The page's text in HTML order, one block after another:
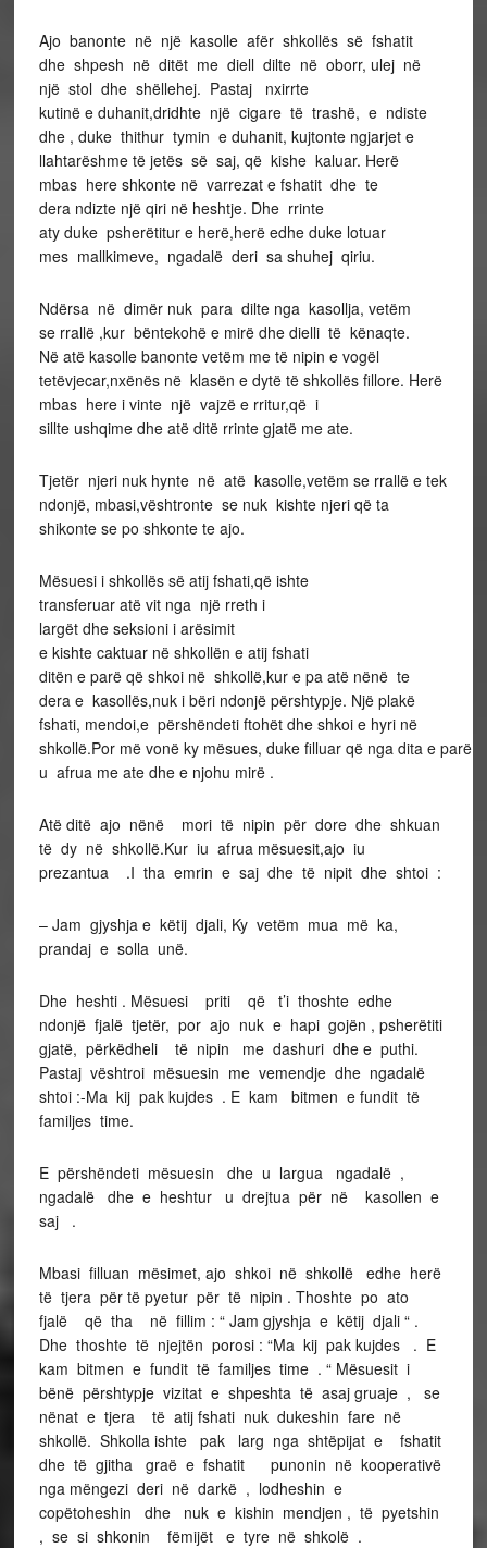
Ajo banonte në një kasolle afër shkollës së fshatit
dhe shpesh në ditët me diell dilte në oborr, ulej në
një stol dhe shëllehej. Pastaj nxirrte
kutinë e duhanit,dridhte një cigare të trashë, e ndiste
dhe , duke thithur tymin e duhanit, kujtonte ngjarjet e
llahtarëshme të jetës së saj, që kishe kaluar. Herë
mbas here shkonte në varrezat e fshatit dhe te
dera ndizte një qiri në heshtje. Dhe rrinte
aty duke psherëtitur e herë,herë edhe duke lotuar
mes mallkimeve, ngadalë deri sa shuhej qiriu.
Ndërsa në dimër nuk para dilte nga kasollja, vetëm
se rrallë ,kur bëntekohë e mirë dhe dielli të kënaqte.
Në atë kasolle banonte vetëm me të nipin e vogël
tetëvjecar,nxënës në klasën e dytë të shkollës fillore. Herë
mbas here i vinte një vajzë e rritur,që i
sillte ushqime dhe atë ditë rrinte gjatë me ate.
Tjetër njeri nuk hynte në atë kasolle,vetëm se rrallë e tek
ndonjë, mbasi,vështronte se nuk kishte njeri që ta
shikonte se po shkonte te ajo.
Mësuesi i shkollës së atij fshati,që ishte
transferuar atë vit nga një rreth i
largët dhe seksioni i arësimit
e kishte caktuar në shkollën e atij fshati
ditën e parë që shkoi në shkollë,kur e pa atë nënë te
dera e kasollës,nuk i bëri ndonjë përshtypje. Një plakë
fshati, mendoi,e përshëndeti ftohët dhe shkoi e hyri në
shkollë.Por më vonë ky mësues, duke filluar që nga dita e parë
u afrua me ate dhe e njohu mirë .
Atë ditë ajo nënë mori të nipin për dore dhe shkuan
të dy në shkollë.Kur iu afrua mësuesit,ajo iu
prezantua .I tha emrin e saj dhe të nipit dhe shtoi :
– Jam gjyshja e këtij djali, Ky vetëm mua më ka,
prandaj e solla unë.
Dhe heshti . Mësuesi priti që t’i thoshte edhe
ndonjë fjalë tjetër, por ajo nuk e hapi gojën , psherëtiti
gjatë, përkëdheli të nipin me dashuri dhe e puthi.
Pastaj vështroi mësuesin me vemendje dhe ngadalë
shtoi :-Ma kij pak kujdes . E kam bitmen e fundit të
familjes time.
E përshëndeti mësuesin dhe u largua ngadalë ,
ngadalë dhe e heshtur u drejtua për në kasollen e
saj .
Mbasi filluan mësimet, ajo shkoi në shkollë edhe herë
të tjera për të pyetur për të nipin . Thoshte po ato
fjalë që tha në fillim : “ Jam gjyshja e këtij djali “ .
Dhe thoshte të njejtën porosi : “Ma kij pak kujdes . E
kam bitmen e fundit të familjes time . “ Mësuesit i
bënë përshtypje vizitat e shpeshta të asaj gruaje , se
nënat e tjera të atij fshati nuk dukeshin fare në
shkollë. Shkolla ishte pak larg nga shtëpijat e fshatit
dhe të gjitha graë e fshatit punonin në kooperativë
nga mëngezi deri në darkë , lodheshin e
copëtoheshin dhe nuk e kishin mendjen , të pyetshin
, se si shkonin fëmijët e tyre në shkolë .